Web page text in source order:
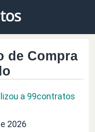
de Compra
a 99contratos
2026